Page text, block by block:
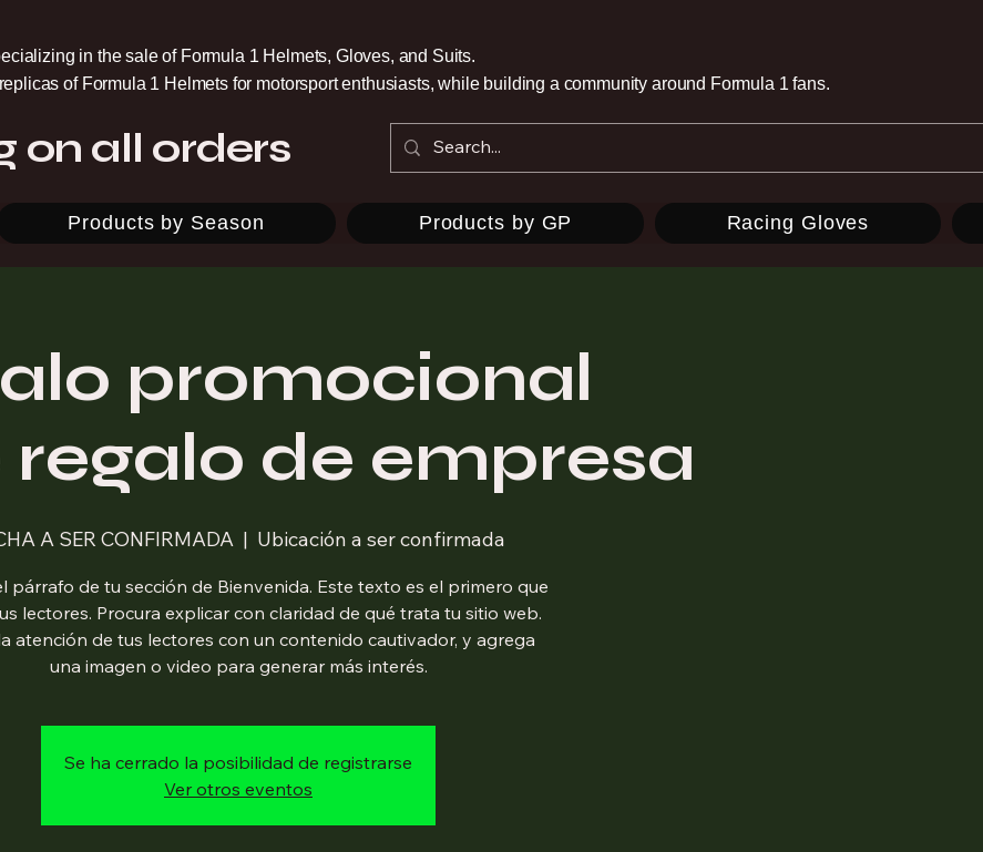
in the sale of Formula 1 Helmets, Gloves, and Suits.
of Formula 1 Helmets for motorsport enthusiasts, while building a community around Formula 1 fans.
on all orders
Products by Season Products by GP Racing Gloves
promocional
regalo de empresa
A SER CONFIRMADA
  |
Ubicación a ser confirmada
párrafo de tu sección de Bienvenida. Este texto es el primero que
lectores. Procura explicar con claridad de qué trata tu sitio web.
atención de tus lectores con un contenido cautivador, y agrega
una imagen o video para generar más interés.
Se ha cerrado la posibilidad de registrarse
Ver otros eventos